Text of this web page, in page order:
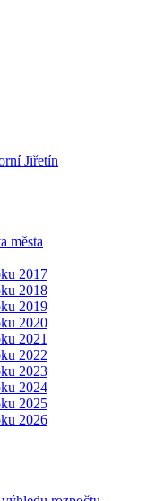
Jiřetín
města
2017
2018
2019
2020
2021
2022
2023
2024
2025
2026